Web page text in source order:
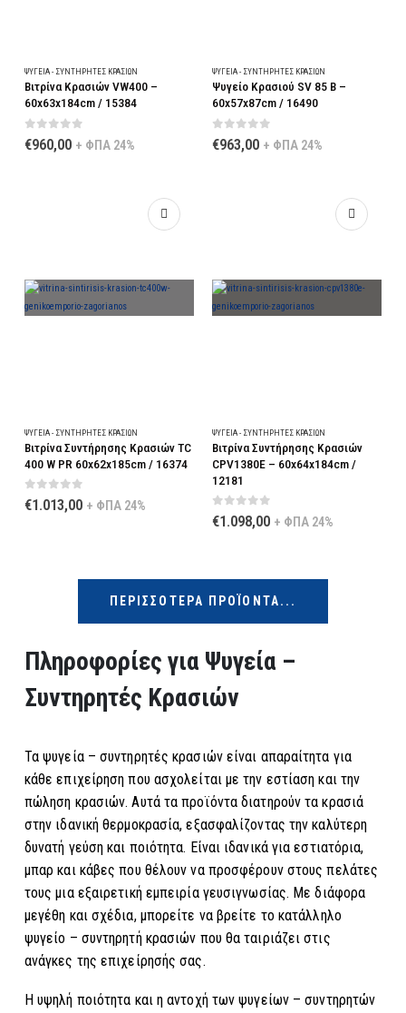
ΨΥΓΕΊΑ - ΣΥΝΤΗΡΗΤΈΣ ΚΡΑΣΙΏΝ
Βιτρίνα Κρασιών VW400 –
60x63x184cm / 15384
0out of 5
€960,00 + ΦΠΑ 24%
ΨΥΓΕΊΑ - ΣΥΝΤΗΡΗΤΈΣ ΚΡΑΣΙΏΝ
Ψυγείο Κρασιού SV 85 B –
60x57x87cm / 16490
0out of 5
€963,00 + ΦΠΑ 24%
ΨΥΓΕΊΑ - ΣΥΝΤΗΡΗΤΈΣ ΚΡΑΣΙΏΝ
Βιτρίνα Συντήρησης Κρασιών TC
400 W PR 60x62x185cm / 16374
0out of 5
€1.013,00 + ΦΠΑ 24%
ΨΥΓΕΊΑ - ΣΥΝΤΗΡΗΤΈΣ ΚΡΑΣΙΏΝ
Βιτρίνα Συντήρησης Κρασιών
CPV1380E – 60x64x184cm /
12181
0out of 5
€1.098,00 + ΦΠΑ 24%
ΠΕΡΙΣΣΌΤΕΡΑ ΠΡΟΪΌΝΤΑ...
Πληροφορίες για Ψυγεία –
Συντηρητές Κρασιών
Τα ψυγεία – συντηρητές κρασιών είναι απαραίτητα για
κάθε επιχείρηση που ασχολείται με την εστίαση και την
πώληση κρασιών. Αυτά τα προϊόντα διατηρούν τα κρασιά
στην ιδανική θερμοκρασία, εξασφαλίζοντας την καλύτερη
δυνατή γεύση και ποιότητα. Είναι ιδανικά για εστιατόρια,
μπαρ και κάβες που θέλουν να προσφέρουν στους πελάτες
τους μια εξαιρετική εμπειρία γευσιγνωσίας. Με διάφορα
μεγέθη και σχέδια, μπορείτε να βρείτε το κατάλληλο
ψυγείο – συντηρητή κρασιών που θα ταιριάζει στις
ανάγκες της επιχείρησής σας.
Η υψηλή ποιότητα και η αντοχή των ψυγείων – συντηρητών